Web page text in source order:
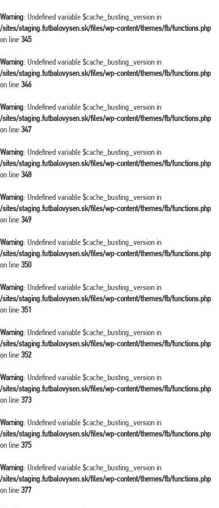
Warning: Undefined variable $cache_busting_version in
/sites/staging.futbalovysen.sk/files/wp-content/themes/fb/functions.php
on line 345
Warning: Undefined variable $cache_busting_version in
/sites/staging.futbalovysen.sk/files/wp-content/themes/fb/functions.php
on line 346
Warning: Undefined variable $cache_busting_version in
/sites/staging.futbalovysen.sk/files/wp-content/themes/fb/functions.php
on line 347
Warning: Undefined variable $cache_busting_version in
/sites/staging.futbalovysen.sk/files/wp-content/themes/fb/functions.php
on line 348
Warning: Undefined variable $cache_busting_version in
/sites/staging.futbalovysen.sk/files/wp-content/themes/fb/functions.php
on line 349
Warning: Undefined variable $cache_busting_version in
/sites/staging.futbalovysen.sk/files/wp-content/themes/fb/functions.php
on line 350
Warning: Undefined variable $cache_busting_version in
/sites/staging.futbalovysen.sk/files/wp-content/themes/fb/functions.php
on line 351
Warning: Undefined variable $cache_busting_version in
/sites/staging.futbalovysen.sk/files/wp-content/themes/fb/functions.php
on line 352
Warning: Undefined variable $cache_busting_version in
/sites/staging.futbalovysen.sk/files/wp-content/themes/fb/functions.php
on line 373
Warning: Undefined variable $cache_busting_version in
/sites/staging.futbalovysen.sk/files/wp-content/themes/fb/functions.php
on line 375
Warning: Undefined variable $cache_busting_version in
/sites/staging.futbalovysen.sk/files/wp-content/themes/fb/functions.php
on line 377